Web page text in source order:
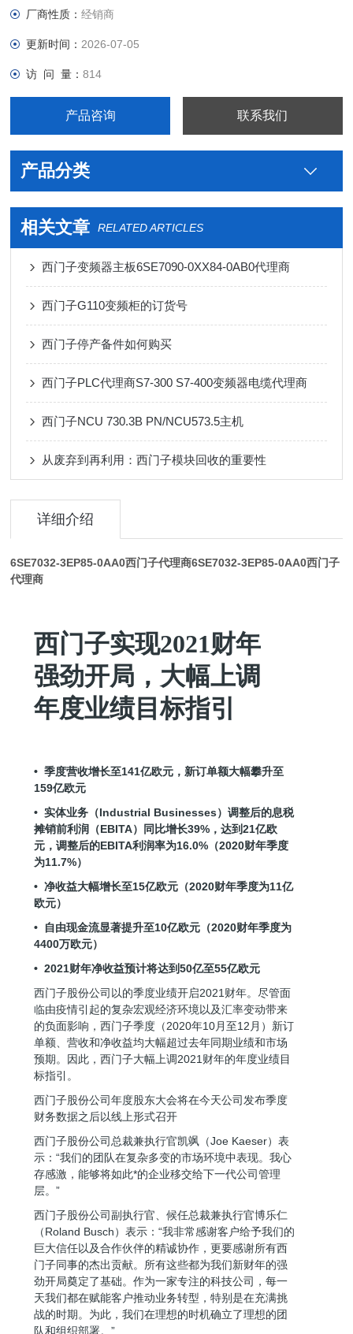
6SE7031-8TF60-Z西门子代理商
厂商性质：经销商
更新时间： 2026-07-05
访 问 量：814
产品咨询 联系我们
产品分类
相关文章 RELATED ARTICLES
西门子变频器主板6SE7090-0XX84-0AB0代理商
西门子G110变频柜的订货号
西门子停产备件如何购买
西门子PLC代理商S7-300 S7-400变频器电缆代理商
西门子NCU 730.3B PN/NCU573.5主机
从废弃到再利用：西门子模块回收的重要性
详细介绍
6SE7032-3EP85-0AA0西门子代理商6SE7032-3EP85-0AA0西门子
代理商
西门子实现2021财年
强劲开局，大幅上调
年度业绩目标指引
• 季度营收增长至141亿欧元，新订单额大幅攀升至
159亿欧元
• 实体业务（Industrial Businesses）调整后的息税
摊销前利润（EBITA）同比增长39%，达到21亿欧
元，调整后的EBITA利润率为16.0%（2020财年季度
为11.7%）
• 净收益大幅增长至15亿欧元（2020财年季度为11亿
欧元）
• 自由现金流显著提升至10亿欧元（2020财年季度为
4400万欧元）
• 2021财年净收益预计将达到50亿至55亿欧元
西门子股份公司以的季度业绩开启2021财年。尽管面
临由疫情引起的复杂宏观经济环境以及汇率变动带来
的负面影响，西门子季度（2020年10月至12月）新订
单额、营收和净收益均大幅超过去年同期业绩和市场
预期。因此，西门子大幅上调2021财年的年度业绩目
标指引。
西门子股份公司年度股东大会将在今天公司发布季度
财务数据之后以线上形式召开
西门子股份公司总裁兼执行官凯飒（Joe Kaeser）表
示：“我们的团队在复杂多变的市场环境中表现。我心
存感激，能够将如此*的企业移交给下一代公司管理
层。”
西门子股份公司副执行官、候任总裁兼执行官博乐仁
（Roland Busch）表示：“我非常感谢客户给予我们的
巨大信任以及合作伙伴的精诚协作，更要感谢所有西
门子同事的杰出贡献。所有这些都为我们新财年的强
劲开局奠定了基础。作为一家专注的科技公司，每一
天我们都在赋能客户推动业务转型，特别是在充满挑
战的时期。为此，我们在理想的时机确立了理想的团
队和组织部署。”